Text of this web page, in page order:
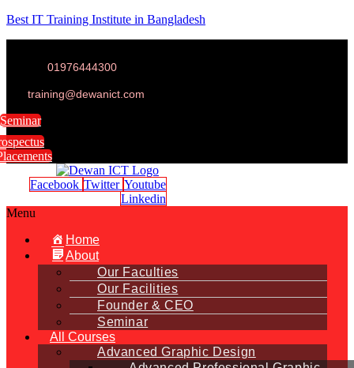
Best IT Training Institute in Bangladesh
01976444300
training@dewanict.com
Seminar
Facebook Twitter Youtube
Linkedin
Menu
Home
About
Our Faculties
Our Facilities
Founder & CEO
Seminar
All Courses
Advanced Graphic Design